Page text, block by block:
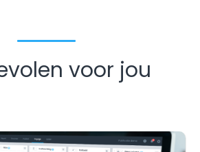
voor jou